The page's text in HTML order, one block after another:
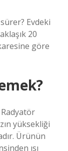
Evdeki
20
göre
yüksekliği
Ürünün
ısı